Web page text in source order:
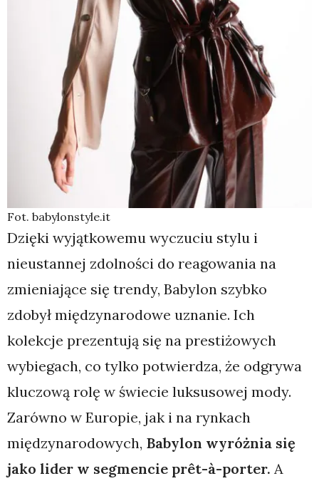
Fot. babylonstyle.it
Dzięki wyjątkowemu wyczuciu stylu i
nieustannej zdolności do reagowania na
zmieniające się trendy, Babylon szybko
zdobył międzynarodowe uznanie. Ich
kolekcje prezentują się na prestiżowych
wybiegach, co tylko potwierdza, że odgrywa
kluczową rolę w świecie luksusowej mody.
Zarówno w Europie, jak i na rynkach
międzynarodowych, Babylon wyróżnia się
jako lider w segmencie prêt-à-porter. A